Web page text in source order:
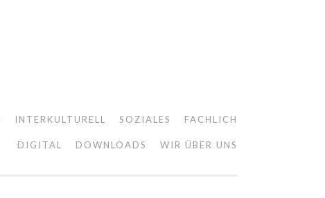
INTERKULTURELL SOZIALES FACHLICH
DIGITAL DOWNLOADS WIR ÜBER UNS